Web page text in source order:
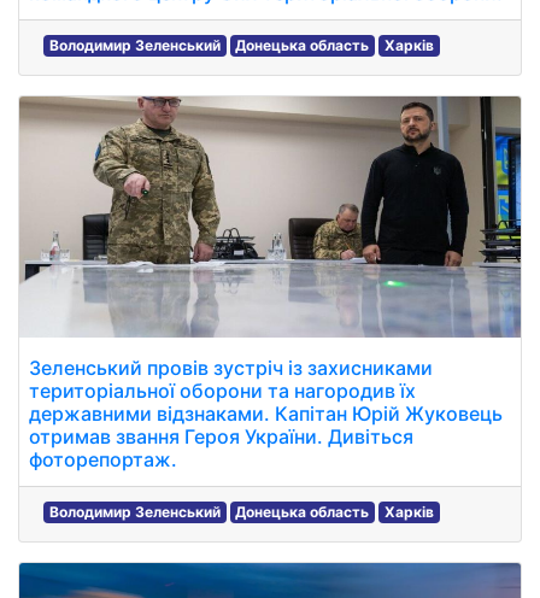
Володимир Зеленський Донецька область Харків
Зеленський провів зустріч із захисниками
територіальної оборони та нагородив їх
державними відзнаками. Капітан Юрій Жуковець
отримав звання Героя України. Дивіться
фоторепортаж.
Володимир Зеленський Донецька область Харків